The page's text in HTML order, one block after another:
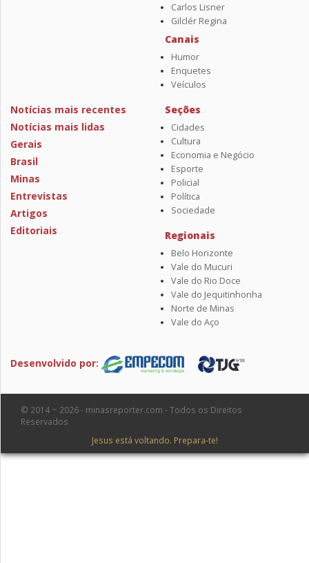
Carlos Lisner
Gilclér Regina
Canais
Humor
Enquetes
Veículos
Notícias mais recentes
Notícias mais lidas
Gerais
Brasil
Minas
Entrevistas
Artigos
Editoriais
Seções
Cidades
Cultura
Economia e Negócio
Esporte
Policial
Política
Sociedade
Regionais
Belo Horizonte
Vale do Mucuri
Vale do Rio Doce
Vale do Jequitinhonha
Norte de Minas
Vale do Aço
Desenvolvido por:
© 2014 ~ 2026 - minasreporter.com - Todos os Direitos
Reservados
Jesus está voltando. Prepara-te!